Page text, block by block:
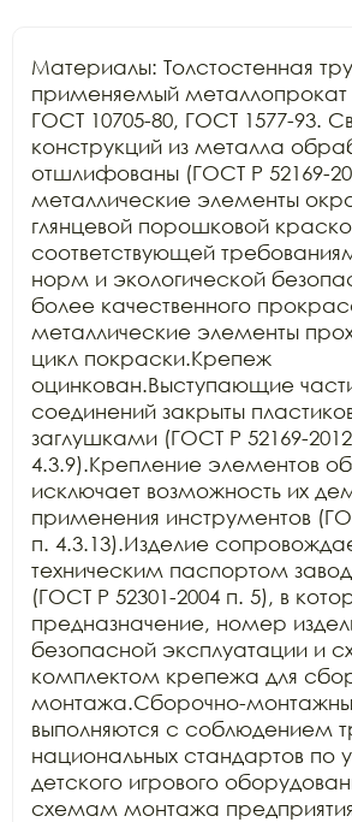
Материалы: Толстостенная
применяемый металлопрокат
ГОСТ 10705-80, ГОСТ 1577-93.
конструкций из металла
отшлифованы (ГОСТ Р 52169-
металлические элементы
глянцевой порошковой
соответствующей
норм и экологической
более качественного
металлические элементы
цикл покраски.Крепеж
оцинкован.Выступающие
соединений закрыты
заглушками (ГОСТ Р 52169-
4.3.9).Крепление элементов
исключает возможность их
применения инструментов
п. 4.3.13).Изделие
техническим паспортом
(ГОСТ Р 52301-2004 п. 5), в
предназначение, номер
безопасной эксплуатации и
комплектом крепежа для
монтажа.Сборочно-
выполняются с соблюдением
национальных стандартов по
детского игрового
схемам монтажа предприятия-